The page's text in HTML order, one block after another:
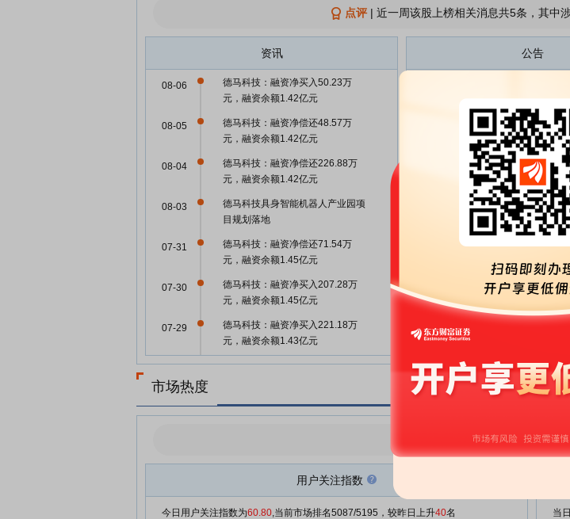
点评| 近一周该股上榜相关消息共5条，其中
资讯
德马科技：融资净买入50.23万
元，融资余额1.42亿元
08-06
德马科技：融资净偿还48.57万
元，融资余额1.42亿元
08-05
德马科技：融资净偿还226.88万
元，融资余额1.42亿元
08-04
德马科技具身智能机器人产业园项
目规划落地
08-03
德马科技：融资净偿还71.54万
元，融资余额1.45亿元
07-31
德马科技：融资净买入207.28万
元，融资余额1.45亿元
07-30
德马科技：融资净买入221.18万
元，融资余额1.43亿元
07-29
德马科技：融资净买入99.97万
德马科技：融资净偿还908.82万
07-25
元，融资余额1.49亿元
德马科技等成立新公司 含智能机
公告
共同投资暨关联交易
德马科技:德马科技
度报告的信息披露监
复公告
德马科技:国金证券
关于对德马科技集团
2025年年度报告的
问询函的回复
普通合伙)关于对德
份有限公司2025年
息披露监管问询函
复的专项说明
06-17
德马科技:德马科技
及支付现金购买资
06-12
德马科技:国金证券
关于德马科技集团
行股份及支付现金
交易之部分限售股
意见
市场热度
今日用户关注度有所上升
当
用户关注指数
今日用户关注指数为60.80,当前市场排名5087/5195，较昨日上升40名